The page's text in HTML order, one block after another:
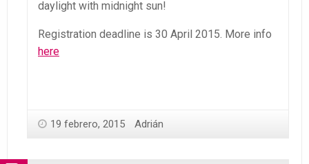
daylight with midnight sun!
Registration deadline is 30 April 2015. More info
here
19 febrero, 2015 Adrián